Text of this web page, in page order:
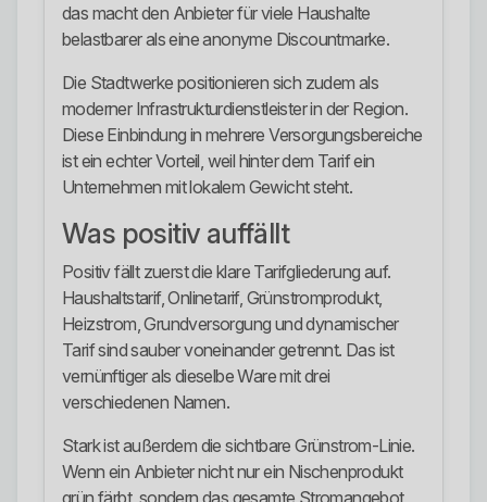
das macht den Anbieter für viele Haushalte
belastbarer als eine anonyme Discountmarke.
Die Stadtwerke positionieren sich zudem als
moderner Infrastrukturdienstleister in der Region.
Diese Einbindung in mehrere Versorgungsbereiche
ist ein echter Vorteil, weil hinter dem Tarif ein
Unternehmen mit lokalem Gewicht steht.
Was positiv auffällt
Positiv fällt zuerst die klare Tarifgliederung auf.
Haushaltstarif, Onlinetarif, Grünstromprodukt,
Heizstrom, Grundversorgung und dynamischer
Tarif sind sauber voneinander getrennt. Das ist
vernünftiger als dieselbe Ware mit drei
verschiedenen Namen.
Stark ist außerdem die sichtbare Grünstrom-Linie.
Wenn ein Anbieter nicht nur ein Nischenprodukt